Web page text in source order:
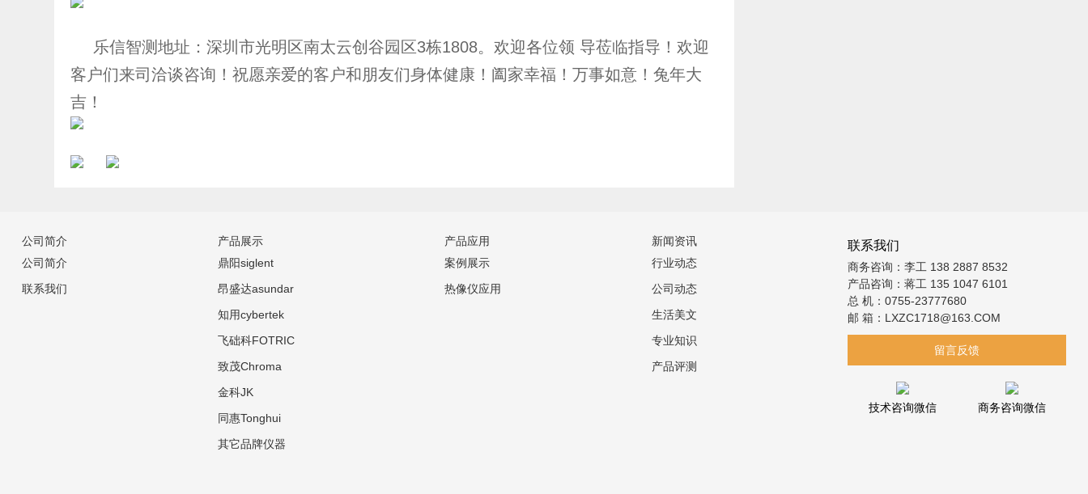
乐信智测地址：深圳市光明区南太云创谷园区3栋1808。欢迎各位领 导莅临指导！欢迎
客户们来司洽谈咨询！祝愿亲爱的客户和朋友们身体健康！阖家幸福！万事如意！兔年大
吉！
公司简介
公司简介
联系我们
产品展示
鼎阳siglent
昂盛达asundar
知用cybertek
飞础科FOTRIC
致茂Chroma
金科JK
同惠Tonghui
其它品牌仪器
产品应用
案例展示
热像仪应用
新闻资讯
行业动态
公司动态
生活美文
专业知识
产品评测
联系我们
商务咨询：李工 138 2887 8532
产品咨询：蒋工 135 1047 6101
总 机：0755-23777680
邮 箱：LXZC1718@163.COM
留言反馈
技术咨询微信 商务咨询微信